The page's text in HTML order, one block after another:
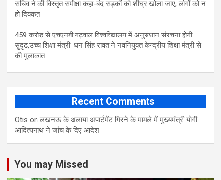
सचिव ने की विस्तृत समीक्षा कहा-बंद सड़कों को शीघ्र खोला जाए, लोगों को न
हो दिक्कत
459 करोड़ से एचएनबी गढ़वाल विश्वविद्यालय में अनुसंधान संरचना होगी
सुदृढ,उच्च शिक्षा मंत्री धन सिंह रावत ने नवनियुक्त केन्द्रीय शिक्षा मंत्री से
की मुलाकात
Recent Comments
Otis onलखनऊ के अलाया अपार्टमेंट गिरने के मामले में मुख्‍यमंत्री योगी
आद‍ित्‍यनाथ ने जांच के द‍िए आदेश
You may Missed